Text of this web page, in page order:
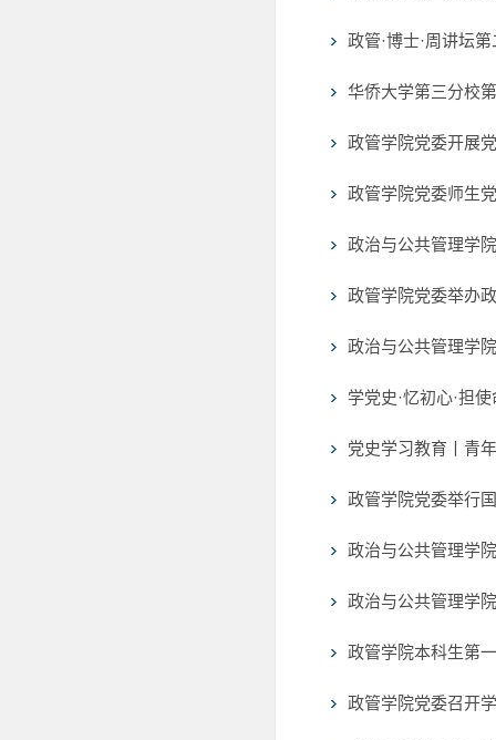
政管·博士·周讲坛
华侨大学第三分校
政管学院党委开展
政管学院党委师生
政治与公共管理学
政管学院党委举办
政治与公共管理学
学党史·忆初心·担
党史学习教育丨青
政管学院党委举行
政治与公共管理学
政治与公共管理学
政管学院本科生第
政管学院党委召开